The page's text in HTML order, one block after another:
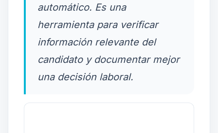
automático. Es una
herramienta para verificar
información relevante del
candidato y documentar mejor
una decisión laboral.